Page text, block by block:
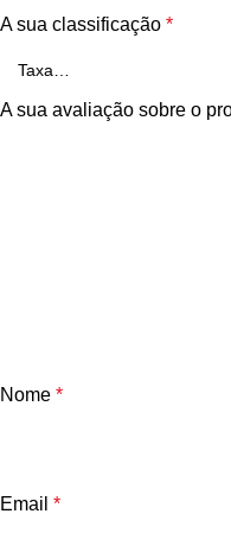
A sua classificação *
A sua avaliação sobre o
Nome *
Email *